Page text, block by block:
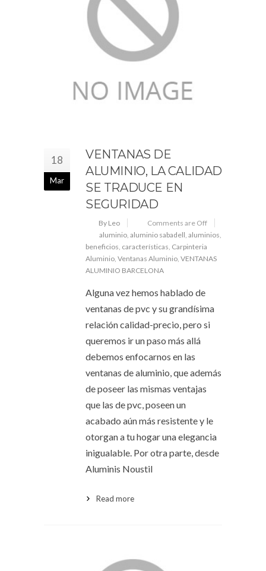
18
Mar
VENTANAS DE
ALUMINIO, LA CALIDAD
SE TRADUCE EN
SEGURIDAD
By Leo
Comments are Off
aluminio, aluminio sabadell, aluminios,
beneficios, características, Carpinteria
Aluminio, Ventanas Aluminio, VENTANAS
ALUMINIO BARCELONA
Alguna vez hemos hablado de
ventanas de pvc y su grandísima
relación calidad-precio, pero si
queremos ir un paso más allá
debemos enfocarnos en las
ventanas de aluminio, que además
de poseer las mismas ventajas
que las de pvc, poseen un
acabado aún más resistente y le
otorgan a tu hogar una elegancia
inigualable. Por otra parte, desde
Aluminis Noustil
Read more